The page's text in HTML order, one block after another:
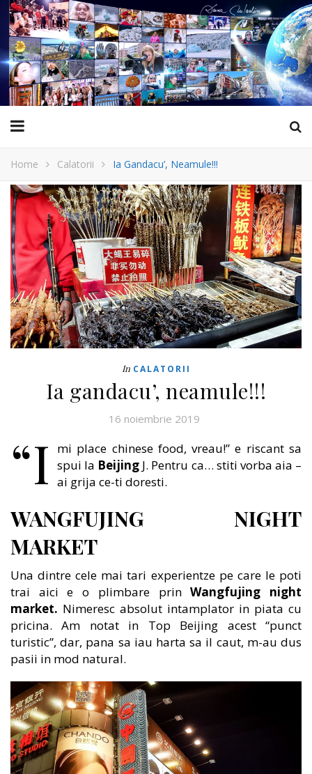
Home Calatorii Ia Gandacu’, Neamule!!!
In CALATORII
Ia gandacu’, neamule!!!
16 noiembrie 2019
“I
mi place chinese food, vreau!” e riscant sa
spui la Beijing J. Pentru ca… stiti vorba aia –
ai grija ce-ti doresti.
WANGFUJING NIGHT
MARKET
Una dintre cele mai tari experientze pe care le poti
trai aici e o plimbare prinWangfujing night
market. Nimeresc absolut intamplator in piata cu
pricina. Am notat in Top Beijing acest “punct
turistic”, dar, pana sa iau harta sa il caut, m-au dus
pasii in mod natural.